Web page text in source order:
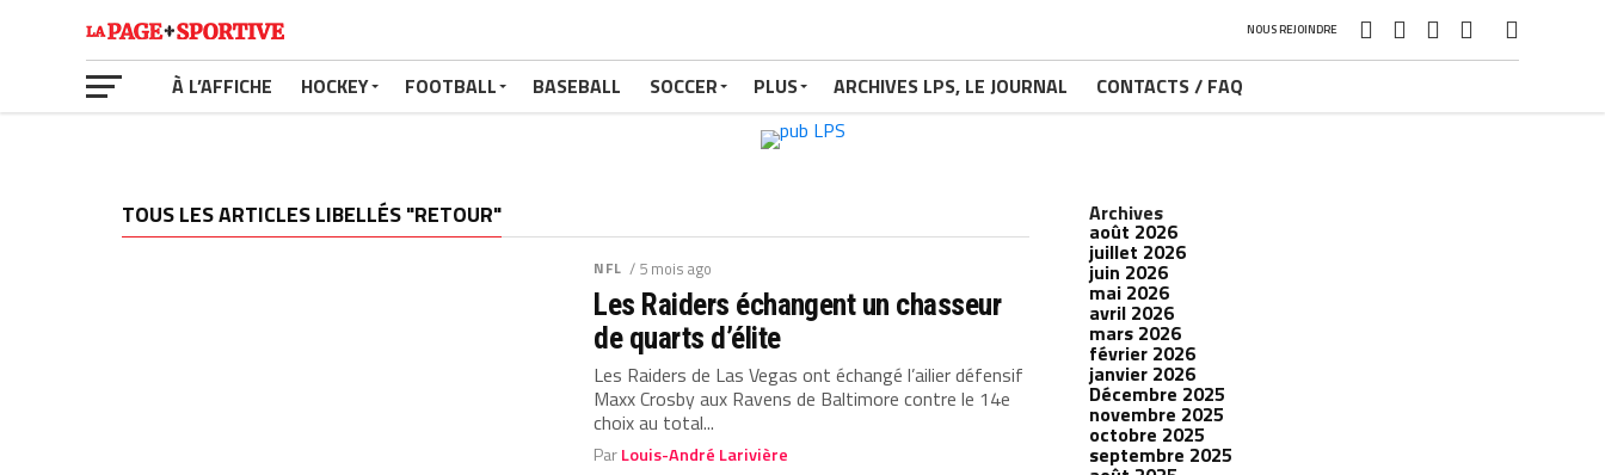
NOUS REJOINDRE
À L’AFFICHE HOCKEY FOOTBALL BASEBALL SOCCER PLUS ARCHIVES LPS, LE JOURNAL CONTACTS / FAQ
TOUS LES ARTICLES LIBELLÉS "RETOUR"
NFL / 5 mois ago
Les Raiders échangent un chasseur
de quarts d’élite
Les Raiders de Las Vegas ont échangé l’ailier défensif
Maxx Crosby aux Ravens de Baltimore contre le 14e
choix au total...
ParLouis-André Larivière
Archives
août 2026
juillet 2026
juin 2026
mai 2026
avril 2026
mars 2026
février 2026
janvier 2026
Décembre 2025
novembre 2025
octobre 2025
septembre 2025